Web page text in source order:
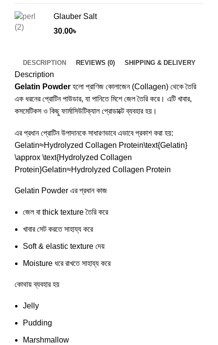
Glauber Salt
30.00৳
DESCRIPTION REVIEWS (0) SHIPPING & DELIVERY
Description
Gelatin Powder হলো প্রাণিজ কোলাজেন (Collagen) থেকে তৈরি
এক ধরনের প্রোটিন পাউডার, যা পানিতে মিশে জেল তৈরি করে। এটি খাবার,
কসমেটিকস ও কিছু ফার্মাসিউটিক্যাল প্রোডাক্টে ব্যবহার হয়।
এর প্রধান প্রোটিন উপাদানকে সাধারণভাবে এভাবে প্রকাশ করা হয়:
Gelatin≈Hydrolyzed Collagen Protein\text{Gelatin}
\approx \text{Hydrolyzed Collagen
Protein}Gelatin≈Hydrolyzed Collagen Protein
Gelatin Powder এর প্রধান কাজ
জেল বা thick texture তৈরি করে
খাবার সেট করতে সাহায্য করে
Soft & elastic texture দেয়
Moisture ধরে রাখতে সাহায্য করে
কোথায় ব্যবহার হয়
Jelly
Pudding
Marshmallow